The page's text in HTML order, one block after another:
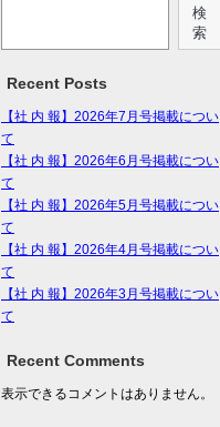
検
索
Recent Posts
【社 内 報】2026年7月号掲載につい
て
【社 内 報】2026年6月号掲載につい
て
【社 内 報】2026年5月号掲載につい
て
【社 内 報】2026年4月号掲載につい
て
【社 内 報】2026年3月号掲載につい
て
Recent Comments
表示できるコメントはありません。